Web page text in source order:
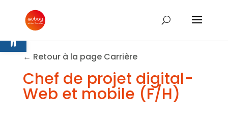
← Retour à la page Carrière
Chef de projet digital-
Web et mobile (F/H)
Ouvrir la barre d’outils